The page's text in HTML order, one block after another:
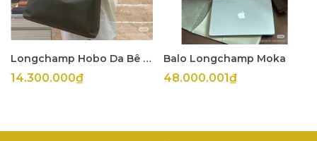
Longchamp Hobo Da Bê Olive
14.300.000₫
Balo Longchamp Moka
48.000.001₫